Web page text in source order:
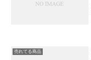
売れてる商品